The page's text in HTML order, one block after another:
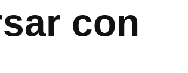
con